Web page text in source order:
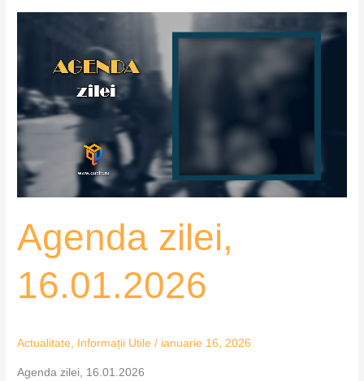
Agenda zilei,
16.01.2026
Actualitate, Informații Utile / ianuarie 16, 2026
Agenda zilei, 16.01.2026
16.01.2026